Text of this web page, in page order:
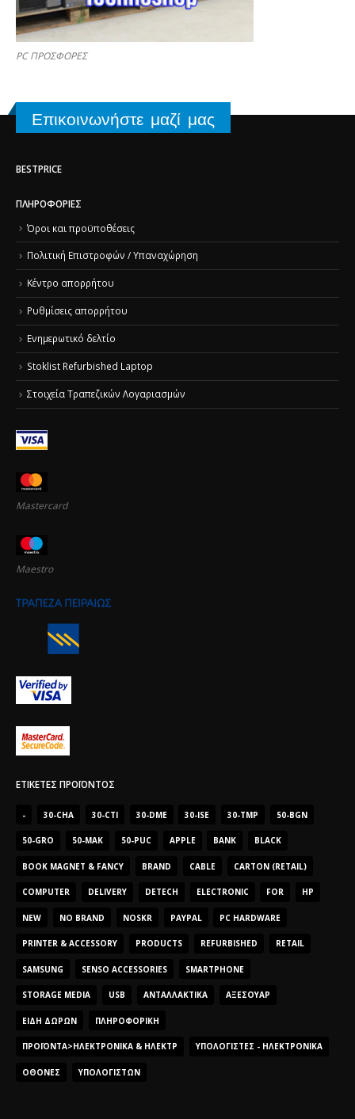
PC ΠΡΟΣΦΟΡΕΣ
Επικοινωνήστε μαζί μας
BESTPRICE
ΠΛΗΡΟΦΟΡΊΕΣ
Όροι και προϋποθέσεις
Πολιτική Επιστροφών / Υπαναχώρηση
Κέντρο απορρήτου
Ρυθμίσεις απορρήτου
Ενημερωτικό δελτίο
Stoklist Refurbished Laptop
Στοιχεία Τραπεζικών Λογαριασμών
Mastercard
Maestro
ΕΤΙΚΈΤΕΣ ΠΡΟΪΌΝΤΟΣ
- 30-CHA 30-CTI 30-DME 30-ISE 30-TMP 50-BGN
50-GRO 50-MAK 50-PUC APPLE BANK BLACK
BOOK MAGNET & FANCY BRAND CABLE CARTON (RETAIL)
COMPUTER DELIVERY DETECH ELECTRONIC FOR HP
NEW NO BRAND NOSKR PAYPAL PC HARDWARE
PRINTER & ACCESSORY PRODUCTS REFURBISHED RETAIL
SAMSUNG SENSO ACCESSORIES SMARTPHONE
STORAGE MEDIA USB ΑΝΤΑΛΛΑΚΤΙΚΆ ΑΞΕΣΟΥΆΡ
ΕΊΔΗ ΔΏΡΩΝ ΠΛΗΡΟΦΟΡΙΚΉ
ΠΡΟΪΌΝΤΑ>ΗΛΕΚΤΡΟΝΙΚΆ & ΗΛΕΚΤΡ ΥΠΟΛΟΓΙΣΤΈΣ - ΗΛΕΚΤΡΟΝΙΚΆ
ΟΘΌΝΕΣ ΥΠΟΛΟΓΙΣΤΏΝ